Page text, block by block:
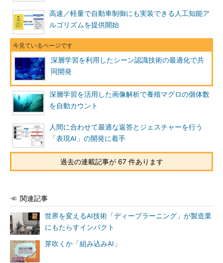
高速／軽量で自動車制御にも実装できる人工知能ア
ルゴリズムを提供開始
深層学習を利用したシーン認識技術の最適化で共
同開発
深層学習を活用した画像解析で養殖マグロの個体数
を自動カウント
人間に合わせて最適な返答とジェスチャーを行う
「表現AI」の開発に着手
過去の連載記事が 67 件あります
関連記事
世界を変えるAI技術「ディープラーニング」が製造業
にもたらすインパクト
芽吹くか「組み込みAI」